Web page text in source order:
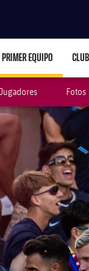
PRIMER EQUIPO CLUB
Jugadores Fotos